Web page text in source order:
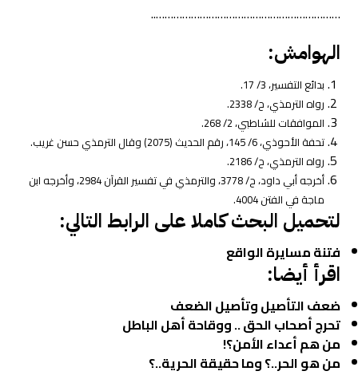
………………………………………………………..
الهوامش:
بدائع التفسير، 3/ 17.
رواه الترمذي، ح/ 2338.
الموافقات للشاطبي، 2/ 268.
تحفة الأحوذي، 6/ 145، رقم الحديث (2075) وقال الترمذي حسن غريب.
رواه الترمذي، ح/ 2186.
أخرجه أبي داود، ح/ 3778، والترمذي في تفسير القرآن 2984، وأخرجه ابن
ماجة في الفتن 4004.
لتحميل البحث كاملا على الرابط التالي:
فتنة مسايرة الواقع
اقرأ أيضا:
ضعف التأصيل وتأصيل الضعف
تحرج أصحاب الحق .. ووقاحة أهل الباطل
من هم أعداء الأمن؟!
من هو الحر..؟ وما حقيقة الحرية..؟